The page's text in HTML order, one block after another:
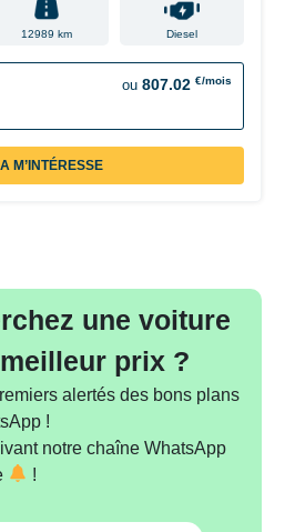
12989 km Diesel
ou 807.02 €/mois
M’INTÉRESSE
une voiture
prix ?
alertés des bons plans
!
notre chaîne WhatsApp
!